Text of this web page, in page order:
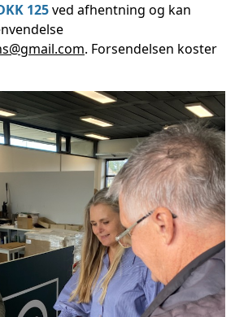
125ved afhentning og kan
. Forsendelsen koster